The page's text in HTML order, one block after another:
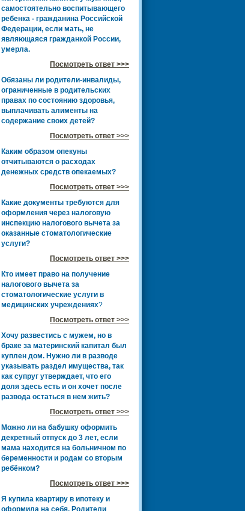
самостоятельно воспитывающего
ребенка - гражданина Российской
Федерации, если мать, не
являющаяся гражданкой России,
умерла.
Посмотреть ответ >>>
Обязаны ли родители-инвалиды,
ограниченные в родительских
правах по состоянию здоровья,
выплачивать алименты на
содержание своих детей?
Посмотреть ответ >>>
Каким образом опекуны
отчитываются о расходах
денежных средств опекаемых?
Посмотреть ответ >>>
Какие документы требуются для
оформления через налоговую
инспекцию налогового вычета за
оказанные стоматологические
услуги?
Посмотреть ответ >>>
Кто имеет право на получение
налогового вычета за
стоматологические услуги в
медицинских учреждениях?
Посмотреть ответ >>>
Хочу развестись с мужем, но в
браке за материнский капитал был
куплен дом. Нужно ли в разводе
указывать раздел имущества, так
как супруг утверждает, что его
доля здесь есть и он хочет после
развода остаться в нем жить?
Посмотреть ответ >>>
Можно ли на бабушку оформить
декретный отпуск до 3 лет, если
мама находится на больничном по
беременности и родам со вторым
ребёнком?
Посмотреть ответ >>>
Я купила квартиру в ипотеку и
оформила на себя. Родители